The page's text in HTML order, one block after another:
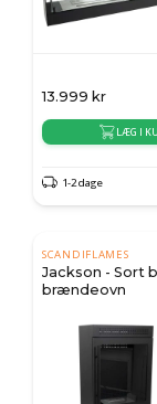
13.999 kr
LÆG I
1-2 dage
SCANDIFLAMES
Jackson - Sort
brændeovn